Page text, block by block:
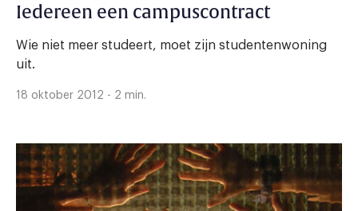
Iedereen een campuscontract
Wie niet meer studeert, moet zijn studentenwoning
uit.
18 oktober 2012 - 2 min.